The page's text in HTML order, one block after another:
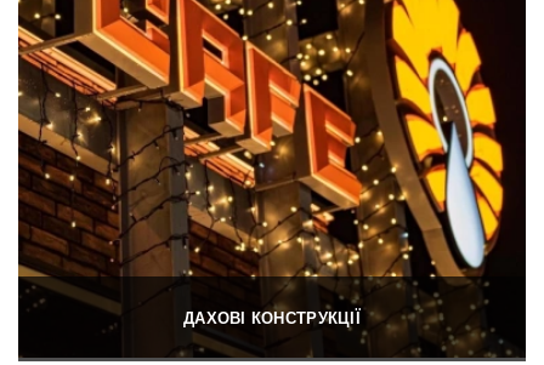
ДАХОВІ КОНСТРУКЦІЇ